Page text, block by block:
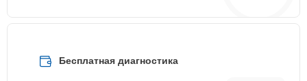
Бесплатная диагностика